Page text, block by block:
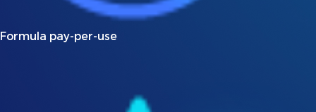
Formula pay-per-use